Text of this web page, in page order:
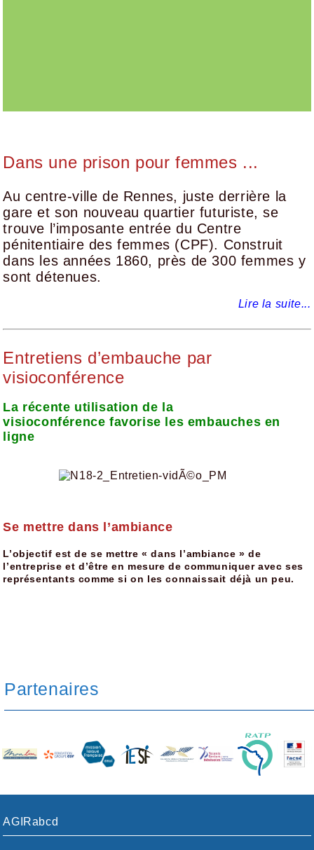
Dans une prison pour femmes ...
Au centre-ville de Rennes, juste derrière la
gare et son nouveau quartier futuriste, se
trouve l’imposante entrée du Centre
pénitentiaire des femmes (CPF). Construit
dans les années 1860, près de 300 femmes y
sont détenues.
Lire la suite...
Entretiens d’embauche par
visioconférence
La récente utilisation de la
visioconférence favorise les embauches en
ligne
Se mettre dans l’ambiance
L’objectif est de se mettre « dans l’ambiance » de
l’entreprise et d’être en mesure decommuniquer avec ses
représentants comme si on les connaissait déjà un peu.
Partenaires
AGIRabcd